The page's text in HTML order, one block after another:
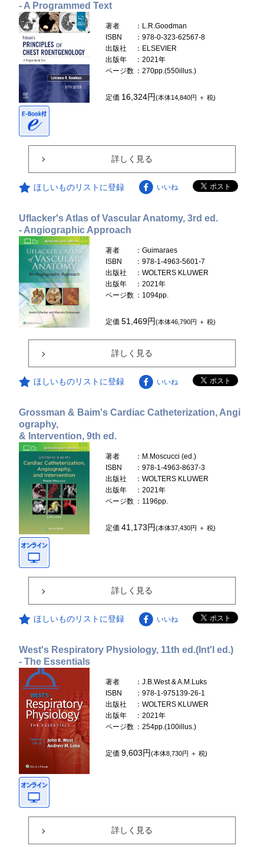
- A Programmed Text
著者
：L.R.Goodman
ISBN
：978-0-323-62567-8
出版社
：ELSEVIER
出版年
：2021年
ページ数 ：270pp.(550illus.)
定価 16,324円(本体14,840円 ＋ 税)
詳しく見る
ほしいものリストに登録 いいね
Uflacker's Atlas of Vascular Anatomy, 3rd ed.
- Angiographic Approach
著者
：Guimaraes
ISBN
：978-1-4963-5601-7
出版社
：WOLTERS KLUWER
出版年
：2021年
ページ数 ：1094pp.
定価51,469円(本体46,790円 ＋ 税)
詳しく見る
ほしいものリストに登録 いいね
Grossman & Baim's Cardiac Catheterization, Angi
ography,
& Intervention, 9th ed.
著者
：M.Moscucci (ed.)
ISBN
：978-1-4963-8637-3
出版社
：WOLTERS KLUWER
出版年
：2021年
ページ数 ：1196pp.
定価41,173円(本体37,430円 ＋ 税)
詳しく見る
ほしいものリストに登録 いいね
West's Respiratory Physiology, 11th ed.(Int'l ed.)
- The Essentials
著者
：J.B.West & A.M.Luks
ISBN
：978-1-975139-26-1
出版社
：WOLTERS KLUWER
出版年
：2021年
ページ数 ：254pp.(100illus.)
定価9,603円(本体8,730円 ＋ 税)
詳しく見る